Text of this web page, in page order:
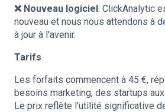
❌ Nouveau logiciel: ClickAnalytic
nouveau et nous nous attendons à
à jour à l'avenir.
Tarifs
Les forfaits commencent à 45 €,
besoins marketing, des startups
Le prix reflète l'utilité significative